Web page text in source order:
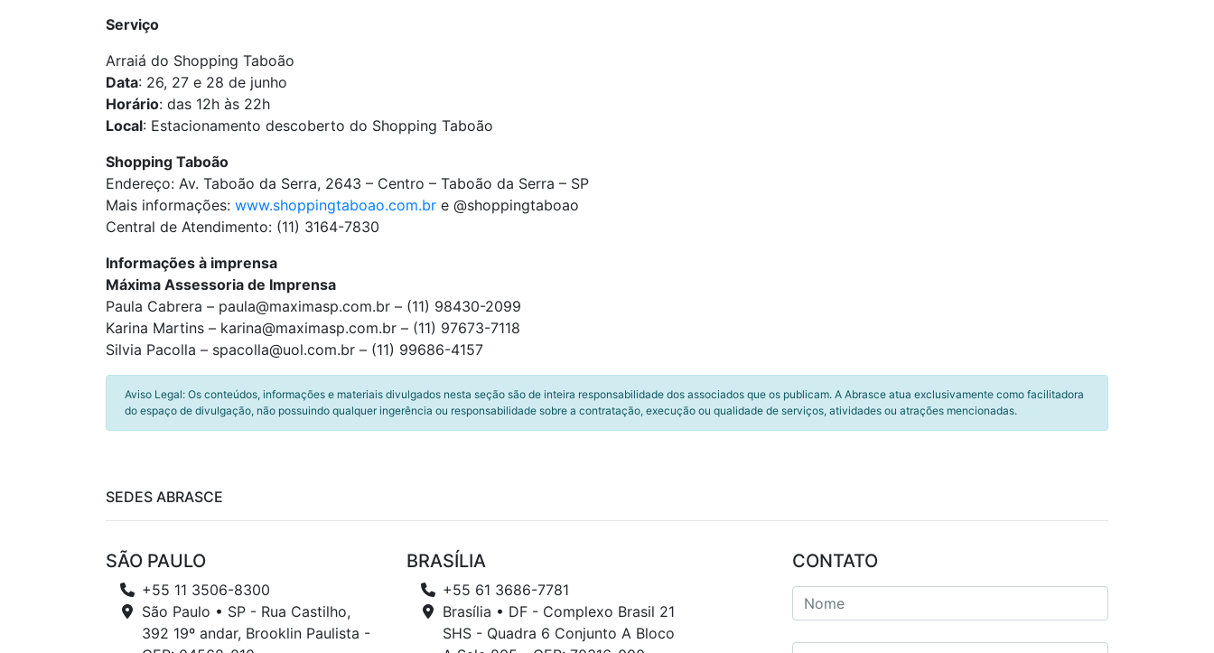
Serviço
Arraiá do Shopping Taboão
Data: 26, 27 e 28 de junho
Horário: das 12h às 22h
Local: Estacionamento descoberto do Shopping Taboão
Shopping Taboão
Endereço: Av. Taboão da Serra, 2643 – Centro – Taboão da Serra – SP
Mais informações: www.shoppingtaboao.com.br e @shoppingtaboao
Central de Atendimento: (11) 3164-7830
Informações à imprensa
Máxima Assessoria de Imprensa
Paula Cabrera – paula@maximasp.com.br – (11) 98430-2099
Karina Martins – karina@maximasp.com.br – (11) 97673-7118
Silvia Pacolla – spacolla@uol.com.br – (11) 99686-4157
Aviso Legal: Os conteúdos, informações e materiais divulgados nesta seção são de inteira responsabilidade dos associados que os publicam. A Abrasce atua exclusivamente como facilitadora
do espaço de divulgação, não possuindo qualquer ingerência ou responsabilidade sobre a contratação, execução ou qualidade de serviços, atividades ou atrações mencionadas.
SEDES ABRASCE
SÃO PAULO
+55 11 3506-8300
São Paulo • SP - Rua Castilho,
392 19º andar, Brooklin Paulista -
BRASÍLIA
+55 61 3686-7781
Brasília • DF - Complexo Brasil 21
SHS - Quadra 6 Conjunto A Bloco
CONTATO